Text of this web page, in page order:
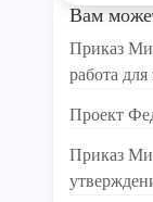
Вам
Приказ
работа
Проект
Приказ